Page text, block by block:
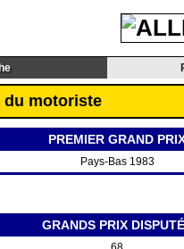
du motoriste
PREMIER GRAND
Pays-Bas 1983
GRANDS PRIX